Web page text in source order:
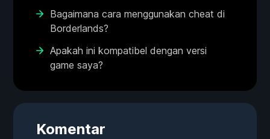
Bagaimana cara menggunakan cheat di
Borderlands?
Apakah ini kompatibel dengan versi
game saya?
Komentar